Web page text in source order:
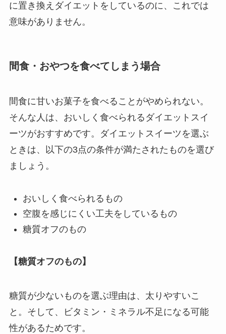
に置き換えダイエットをしているのに、これでは
意味がありません。
間食・おやつを食べてしまう場合
間食に甘いお菓子を食べることがやめられない。
そんな人は、おいしく食べられるダイエットスイ
ーツがおすすめです。ダイエットスイーツを選ぶ
ときは、以下の3点の条件が満たされたものを選び
ましょう。
おいしく食べられるもの
空腹を感じにくい工夫をしているもの
糖質オフのもの
【糖質オフのもの】
糖質が少ないものを選ぶ理由は、太りやすいこ
と。そして、ビタミン・ミネラル不足になる可能
性があるためです。